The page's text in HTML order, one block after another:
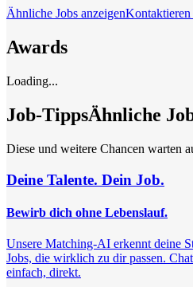
Ähnliche Jobs anzeigenKontaktieren
Awards
Loading...
Job-TippsÄhnliche
Diese und weitere Chancen warten
Deine Talente. Dein Job.
Bewirb dich ohne Lebenslauf.
Unsere Matching-AI erkennt deine
Jobs, die wirklich zu dir passen.
einfach, direkt.